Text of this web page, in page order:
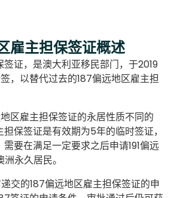
雇主担保签证概述
证，是澳大利亚移民部门，于2019
，以替代过去的187偏远地区雇主担
区雇主担保签证的永居性质不同的
保签证是有效期为5年的临时签证，
要在满足一定要求之后申请191偏远
永久居民。
递交的187偏远地区雇主担保签证的申